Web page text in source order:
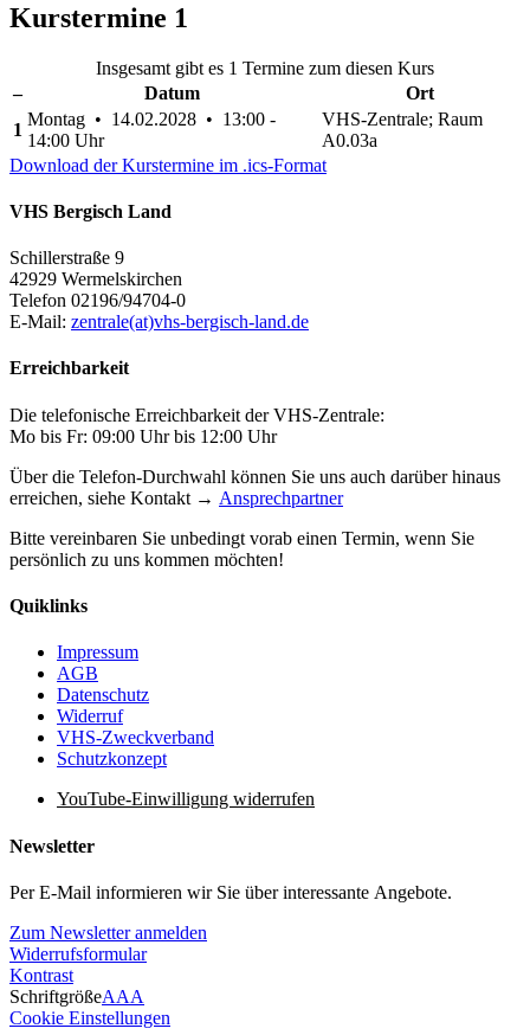
Kurstermine 1
Insgesamt gibt es 1 Termine zum diesen Kurs
–
Datum
Ort
1
Montag • 14.02.2028 • 13:00 -
14:00 Uhr
VHS-Zentrale; Raum
A0.03a
Download der Kurstermine im .ics-Format
VHS Bergisch Land
Schillerstraße 9
42929 Wermelskirchen
Telefon 02196/94704-0
E-Mail: zentrale(at)vhs-bergisch-land.de
Erreichbarkeit
Die telefonische Erreichbarkeit der VHS-Zentrale:
Mo bis Fr: 09:00 Uhr bis 12:00 Uhr
Über die Telefon-Durchwahl können Sie uns auch darüber hinaus
erreichen, siehe Kontakt → Ansprechpartner
Bitte vereinbaren Sie unbedingt vorab einen Termin, wenn Sie
persönlich zu uns kommen möchten!
Quiklinks
Impressum
AGB
Datenschutz
Widerruf
VHS-Zweckverband
Schutzkonzept
YouTube-Einwilligung widerrufen
Newsletter
Per E-Mail informieren wir Sie über interessante Angebote.
Zum Newsletter anmelden
Widerrufsformular
Kontrast
SchriftgrößeAAA
Cookie Einstellungen